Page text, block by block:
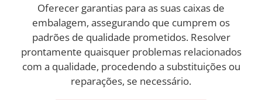
Oferecer garantias para as suas caixas de
embalagem, assegurando que cumprem os
padrões de qualidade prometidos. Resolver
prontamente quaisquer problemas relacionados
com a qualidade, procedendo a substituições ou
reparações, se necessário.